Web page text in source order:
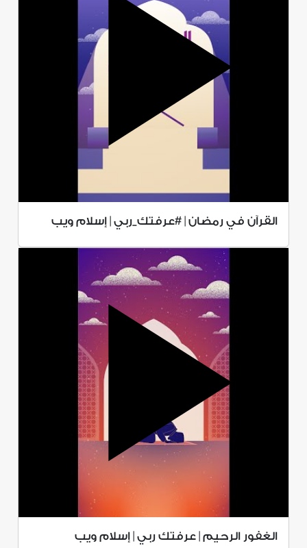
القرآن في رمضان | #عرفتك_ربي | إسلام ويب
الغفور الرحيم | عرفتك ربي | إسلام ويب